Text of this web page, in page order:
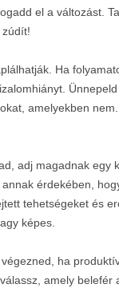
el a változást.
Ha
amelyekben
adj magadnak egy
érdekében,
tehetségeket és
képes.
ha
amely belefér